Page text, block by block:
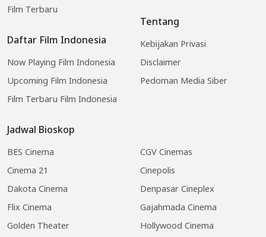
Film Terbaru
Daftar Film Indonesia
Now Playing Film Indonesia
Upcoming Film Indonesia
Film Terbaru Film Indonesia
Jadwal Bioskop
BES Cinema
CGV Cinemas
Cinema 21
Cinepolis
Dakota Cinema
Denpasar Cineplex
Flix Cinema
Gajahmada Cinema
Golden Theater
Hollywood Cinema
Tentang
Kebijakan Privasi
Disclaimer
Pedoman Media Siber